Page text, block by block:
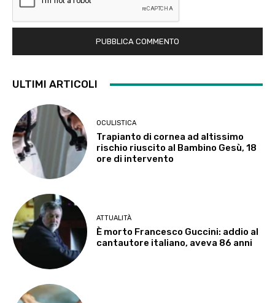
ULTIMI ARTICOLI
OCULISTICA
Trapianto di cornea ad altissimo
rischio riuscito al Bambino Gesù, 18
ore di intervento
ATTUALITÀ
È morto Francesco Guccini: addio al
cantautore italiano, aveva 86 anni